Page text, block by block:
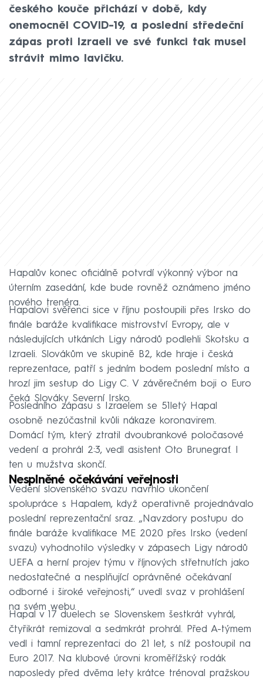
českého kouče přichází v době, kdy
onemocněl COVID-19, a poslední středeční
zápas proti Izraeli ve své funkci tak musel
strávit mimo lavičku.
Hapalův konec oficiálně potvrdí výkonný výbor na
úterním zasedání, kde bude rovněž oznámeno jméno
nového trenéra.
Hapalovi svěřenci sice v říjnu postoupili přes Irsko do
finále baráže kvalifikace mistrovství Evropy, ale v
následujících utkáních Ligy národů podlehli Skotsku a
Izraeli. Slovákům ve skupině B2, kde hraje i česká
reprezentace, patří s jedním bodem poslední místo a
hrozí jim sestup do Ligy C. V závěrečném boji o Euro
čeká Slováky Severní Irsko.
Posledního zápasu s Izraelem se 51letý Hapal
osobně nezúčastnil kvůli nákaze koronavirem.
Domácí tým, který ztratil dvoubrankové poločasové
vedení a prohrál 2:3, vedl asistent Oto Brunegraf. I
ten u mužstva skončí.
Nesplněné očekávání veřejnosti
Vedení slovenského svazu navrhlo ukončení
spolupráce s Hapalem, když operativně projednávalo
poslední reprezentační sraz. „Navzdory postupu do
finále baráže kvalifikace ME 2020 přes Irsko (vedení
svazu) vyhodnotilo výsledky v zápasech Ligy národů
UEFA a herní projev týmu v říjnových střetnutích jako
nedostatečné a nesplňující oprávněné očekávaní
odborné i široké veřejnosti,“ uvedl svaz v prohlášení
na svém webu.
Hapal v 17 duelech se Slovenskem šestkrát vyhrál,
čtyřikrát remizoval a sedmkrát prohrál. Před A-týmem
vedl i tamní reprezentaci do 21 let, s níž postoupil na
Euro 2017. Na klubové úrovni kroměřížský rodák
naposledy před dvěma lety krátce trénoval pražskou